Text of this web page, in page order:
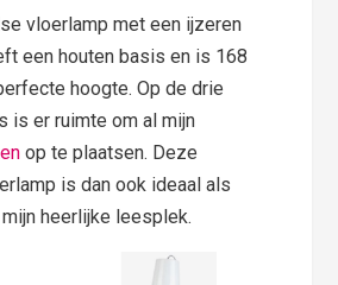
vloerlamp met een ijzeren
een houten basis en is 168
hoogte. Op de drie
is er ruimte om al mijn
op te plaatsen. Deze
is dan ook ideaal als
heerlijke leesplek.